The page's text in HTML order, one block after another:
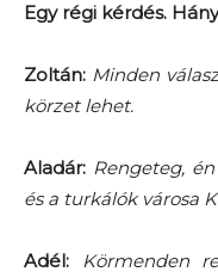
Egy régi kérdés.
Zoltán: Minden
körzet lehet.
Aladár: Rengeteg,
és a turkálók városa
Adél:
Körmenden